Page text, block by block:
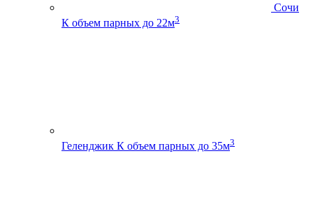
Сочи
К объем парных до 22м3
Геленджик К объем парных до 35м3